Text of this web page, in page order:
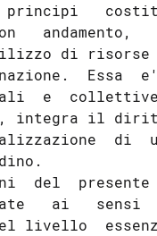
principi
andamento,
di
Essa
e
il diritto
di
del  presente
ai
livello